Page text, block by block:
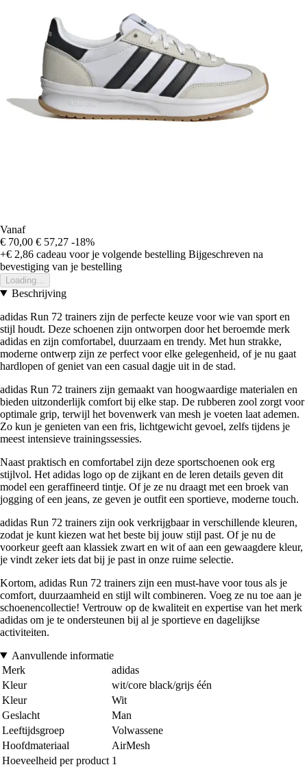
Vanaf
€ 70,00 € 57,27 -18%
+€ 2,86 cadeau voor je volgende bestelling Bijgeschreven na
bevestiging van je bestelling
Loading...
Beschrijving
adidas Run 72 trainers zijn de perfecte keuze voor wie van sport en
stijl houdt. Deze schoenen zijn ontworpen door het beroemde merk
adidas en zijn comfortabel, duurzaam en trendy. Met hun strakke,
moderne ontwerp zijn ze perfect voor elke gelegenheid, of je nu gaat
hardlopen of geniet van een casual dagje uit in de stad.
adidas Run 72 trainers zijn gemaakt van hoogwaardige materialen en
bieden uitzonderlijk comfort bij elke stap. De rubberen zool zorgt voor
optimale grip, terwijl het bovenwerk van mesh je voeten laat ademen.
Zo kun je genieten van een fris, lichtgewicht gevoel, zelfs tijdens je
meest intensieve trainingssessies.
Naast praktisch en comfortabel zijn deze sportschoenen ook erg
stijlvol. Het adidas logo op de zijkant en de leren details geven dit
model een geraffineerd tintje. Of je ze nu draagt met een broek van
jogging of een jeans, ze geven je outfit een sportieve, moderne touch.
adidas Run 72 trainers zijn ook verkrijgbaar in verschillende kleuren,
zodat je kunt kiezen wat het beste bij jouw stijl past. Of je nu de
voorkeur geeft aan klassiek zwart en wit of aan een gewaagdere kleur,
je vindt zeker iets dat bij je past in onze ruime selectie.
Kortom, adidas Run 72 trainers zijn een must-have voor tous als je
comfort, duurzaamheid en stijl wilt combineren. Voeg ze nu toe aan je
schoenencollectie! Vertrouw op de kwaliteit en expertise van het merk
adidas om je te ondersteunen bij al je sportieve en dagelijkse
activiteiten.
Aanvullende informatie
Merk
adidas
Kleur
wit/core black/grijs één
Kleur
Wit
Geslacht
Man
Leeftijdsgroep
Volwassene
Hoofdmateriaal
AirMesh
Hoeveelheid per product 1